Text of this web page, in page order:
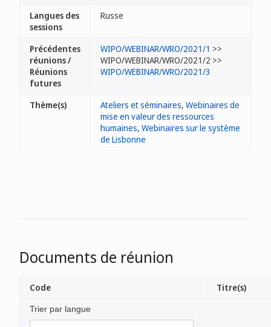
Langues des
sessions
Russe
Précédentes
réunions /
Réunions
futures
WIPO/WEBINAR/WRO/2021/1 >>
WIPO/WEBINAR/WRO/2021/2 >>
WIPO/WEBINAR/WRO/2021/3
Thème(s) Ateliers et séminaires, Webinaires de
mise en valeur des ressources
humaines, Webinaires sur le système
de Lisbonne
Documents de réunion
Trier par langue
Code Titre(s)